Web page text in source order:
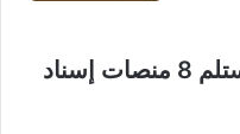
"أدنوك للإمداد والخدمات" تستلم 8 منصات إسناد